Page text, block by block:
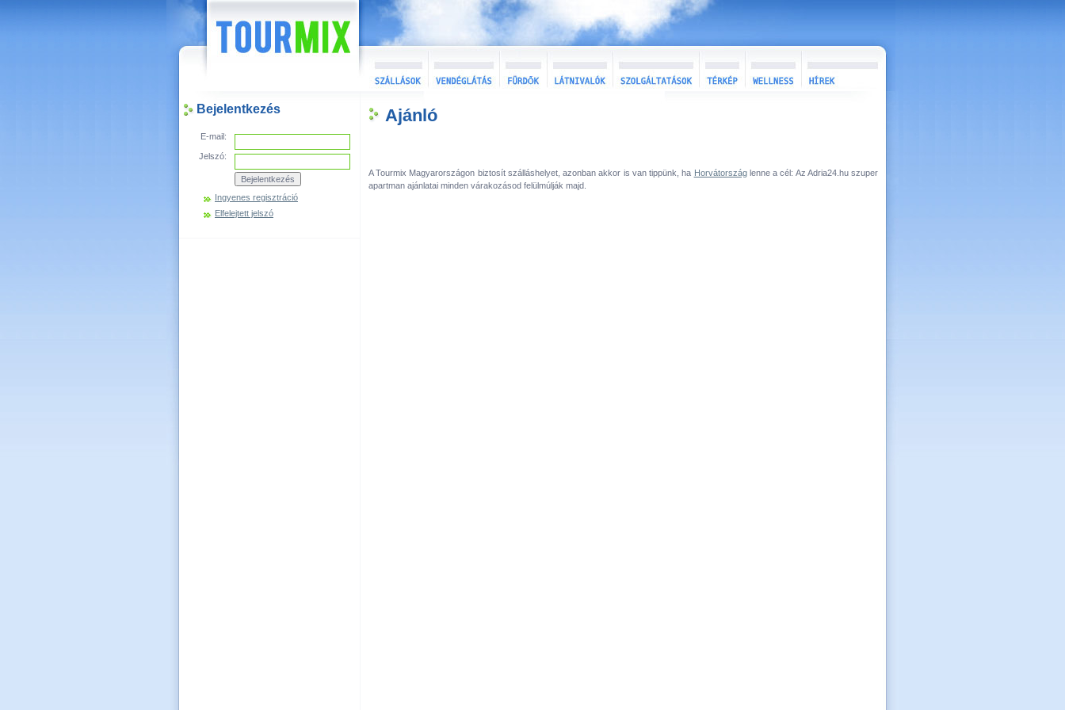
Bejelentkezés
E-mail:
Jelszó:
Ingyenes regisztráció
Elfelejtett jelszó
Ajánló
A Tourmix Magyarországon biztosít szálláshelyet, azonban akkor is van tippünk, ha Horvátországlenne a cél: Az Adria24.hu szuper
apartman ajánlatai minden várakozásod felülmúlják majd.